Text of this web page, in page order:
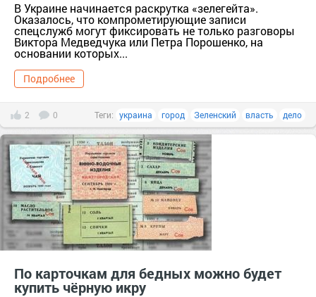
В Украине начинается раскрутка «зелегейта».
Оказалось, что компрометирующие записи
спецслужб могут фиксировать не только разговоры
Виктора Медведчука или Петра Порошенко, на
основании которых...
Подробнее
2 0 Теги: украина город Зеленский власть дело
По карточкам для бедных можно будет
купить чёрную икру